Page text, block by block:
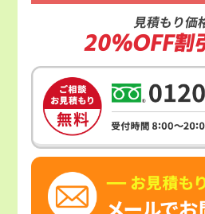
見積もり価
20%OFF割